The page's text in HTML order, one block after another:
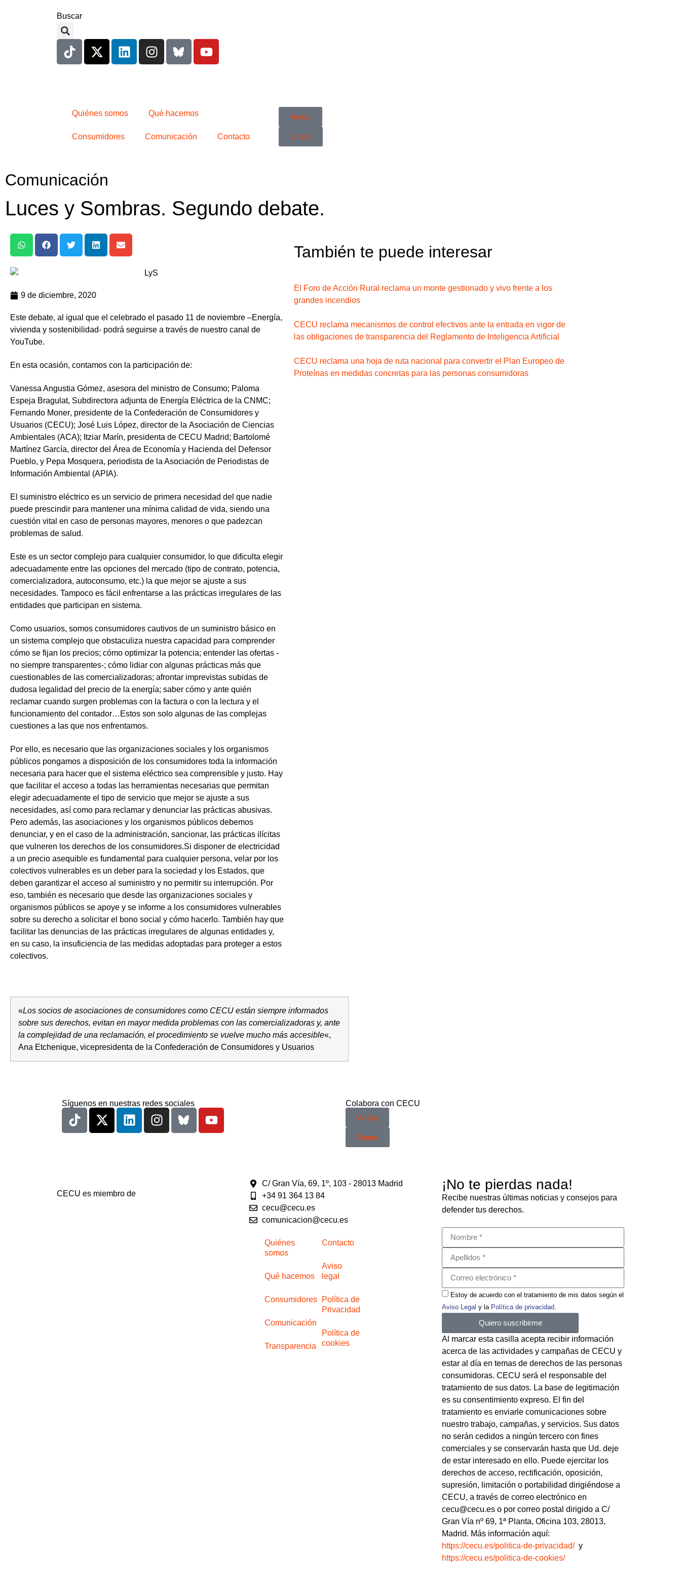
Buscar
Quiénes somos Qué hacemos
Consumidores Comunicación Contacto
Actúa
Únete
Comunicación
Luces y Sombras. Segundo debate.
9 de diciembre, 2020
Este debate, al igual que el celebrado el pasado 11 de noviembre –Energía,
vivienda y sostenibilidad- podrá seguirse a través de nuestro canal de
YouTube.
En esta ocasión, contamos con la participación de:
Vanessa Angustia Gómez, asesora del ministro de Consumo; Paloma
Espeja Bragulat, Subdirectora adjunta de Energía Eléctrica de la CNMC;
Fernando Moner, presidente de la Confederación de Consumidores y
Usuarios (CECU); José Luis López, director de la Asociación de Ciencias
Ambientales (ACA); Itziar Marín, presidenta de CECU Madrid; Bartolomé
Martínez García, director del Área de Economía y Hacienda del Defensor
Pueblo, y Pepa Mosquera, periodista de la Asociación de Periodistas de
Información Ambiental (APIA).
El suministro eléctrico es un servicio de primera necesidad del que nadie
puede prescindir para mantener una mínima calidad de vida, siendo una
cuestión vital en caso de personas mayores, menores o que padezcan
problemas de salud.
Este es un sector complejo para cualquier consumidor, lo que dificulta elegir
adecuadamente entre las opciones del mercado (tipo de contrato, potencia,
comercializadora, autoconsumo, etc.) la que mejor se ajuste a sus
necesidades. Tampoco es fácil enfrentarse a las prácticas irregulares de las
entidades que participan en sistema.
Como usuarios, somos consumidores cautivos de un suministro básico en
un sistema complejo que obstaculiza nuestra capacidad para comprender
cómo se fijan los precios; cómo optimizar la potencia; entender las ofertas -
no siempre transparentes-; cómo lidiar con algunas prácticas más que
cuestionables de las comercializadoras; afrontar imprevistas subidas de
dudosa legalidad del precio de la energía; saber cómo y ante quién
reclamar cuando surgen problemas con la factura o con la lectura y el
funcionamiento del contador…Estos son solo algunas de las complejas
cuestiones a las que nos enfrentamos.
Por ello, es necesario que las organizaciones sociales y los organismos
públicos pongamos a disposición de los consumidores toda la información
necesaria para hacer que el sistema eléctrico sea comprensible y justo. Hay
que facilitar el acceso a todas las herramientas necesarias que permitan
elegir adecuadamente el tipo de servicio que mejor se ajuste a sus
necesidades, así como para reclamar y denunciar las prácticas abusivas.
Pero además, las asociaciones y los organismos públicos debemos
denunciar, y en el caso de la administración, sancionar, las prácticas ilícitas
que vulneren los derechos de los consumidores.Si disponer de electricidad
a un precio asequible es fundamental para cualquier persona, velar por los
colectivos vulnerables es un deber para la sociedad y los Estados, que
deben garantizar el acceso al suministro y no permitir su interrupción. Por
eso, también es necesario que desde las organizaciones sociales y
organismos públicos se apoye y se informe a los consumidores vulnerables
sobre su derecho a solicitar el bono social y cómo hacerlo. También hay que
facilitar las denuncias de las prácticas irregulares de algunas entidades y,
en su caso, la insuficiencia de las medidas adoptadas para proteger a estos
colectivos.
«Los socios de asociaciones de consumidores como CECU están siempre informados
sobre sus derechos, evitan en mayor medida problemas con las comercializadoras y, ante
la complejidad de una reclamación, el procedimiento se vuelve mucho más accesible«,
Ana Etchenique, vicepresidenta de la Confederación de Consumidores y Usuarios
También te puede interesar
El Foro de Acción Rural reclama un monte gestionado y vivo frente a los
grandes incendios
CECU reclama mecanismos de control efectivos ante la entrada en vigor de
las obligaciones de transparencia del Reglamento de Inteligencia Artificial
CECU reclama una hoja de ruta nacional para convertir el Plan Europeo de
Proteínas en medidas concretas para las personas consumidoras
Síguenos en nuestras redes sociales
Colabora con CECU
Actúa
Únete
CECU es miembro de
C/ Gran Vía, 69, 1º, 103 - 28013 Madrid
+34 91 364 13 84
cecu@cecu.es
comunicacion@cecu.es
Quiénes
somos
Qué hacemos
Consumidores
Comunicación
Transparencia
Contacto
Aviso
legal
Política de
Privacidad
Política de
cookies
¡No te pierdas nada!
Recibe nuestras últimas noticias y consejos para
defender tus derechos.
Estoy de acuerdo con el tratamiento de mis datos según el
Aviso Legal y la Política de privacidad
Quiero suscribirme
Al marcar esta casilla acepta recibir información
acerca de las actividades y campañas de CECU y
estar al día en temas de derechos de las personas
consumidoras. CECU será el responsable del
tratamiento de sus datos. La base de legitimación
es su consentimiento expreso. El fin del
tratamiento es enviarle comunicaciones sobre
nuestro trabajo, campañas, y servicios. Sus datos
no serán cedidos a ningún tercero con fines
comerciales y se conservarán hasta que Ud. deje
de estar interesado en ello. Puede ejercitar los
derechos de acceso, rectificación, oposición,
supresión, limitación o portabilidad dirigiéndose a
CECU, a través de correo electrónico en
cecu@cecu.es o por correo postal dirigido a C/
Gran Vía nº 69, 1ª Planta, Oficina 103, 28013,
Madrid. Más información aquí:
https://cecu.es/politica-de-privacidad/y
https://cecu.es/politica-de-cookies/